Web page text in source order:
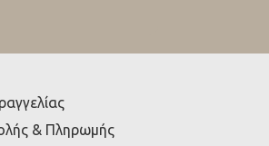
& Πληρωμής